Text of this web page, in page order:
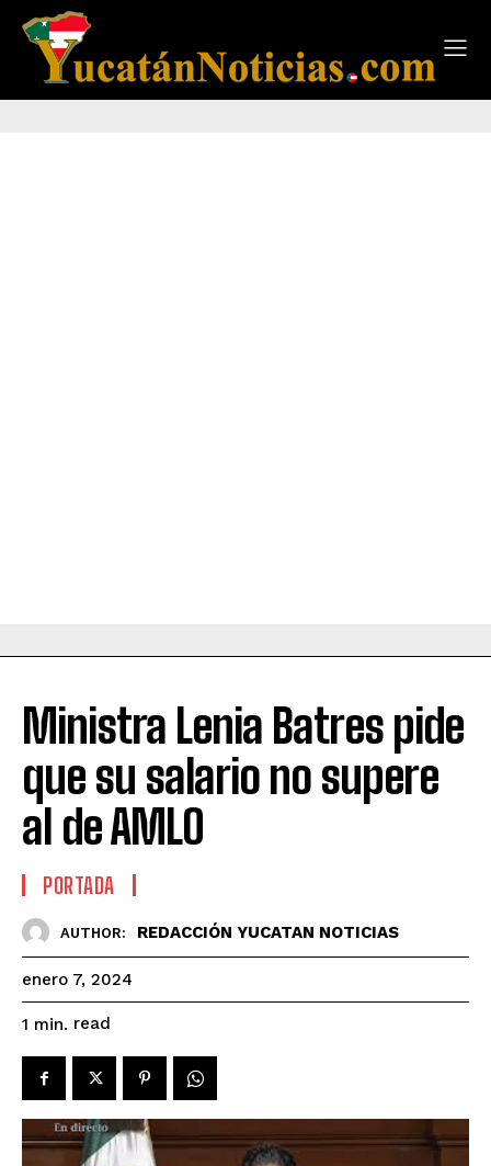
Ministra Lenia Batres pide
que su salario no supere
al de AMLO
PORTADA
AUTHOR: REDACCIÓN YUCATAN NOTICIAS
enero 7, 2024
1 min. read